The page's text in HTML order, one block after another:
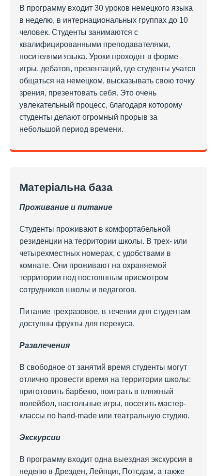
В программу входит 30 уроков немецкого языка
в неделю, в интернациональных группах до 10
человек. Студенты занимаются с
квалифицированными преподавателями,
носителями языка. Уроки проходят в форме
игры, дебатов, презентаций, где студенты учатся
общаться на немецком, высказывать свою точку
зрения, презентовать себя. Это очень
увлекательный процесс, благодаря которому
студенты делают огромный прорыв за
небольшой период времени.
Матеріальна база
Проживание и питание
Студенты проживают в комфортабельной
резиденции на территории школы. В трех- или
четырехместных номерах, с удобствами в
комнате. Они проживают на охраняемой
территории под постоянным присмотром
сотрудников школы и педагогов.
Питание трехразовое, в течении дня студентам
доступны фрукты для перекуса.
Развлечения
В свободное от занятий время студенты могут
отлично провести время на территории школы:
приготовить барбекю, поиграть в пляжный
волейбол, настольные игры, посетить мастер-
классы по hand-made или театральную студию.
Экскурсии
В программу входит одна выездная экскурсия в
неделю в Дрезден, Лейпциг, Потсдам, а также